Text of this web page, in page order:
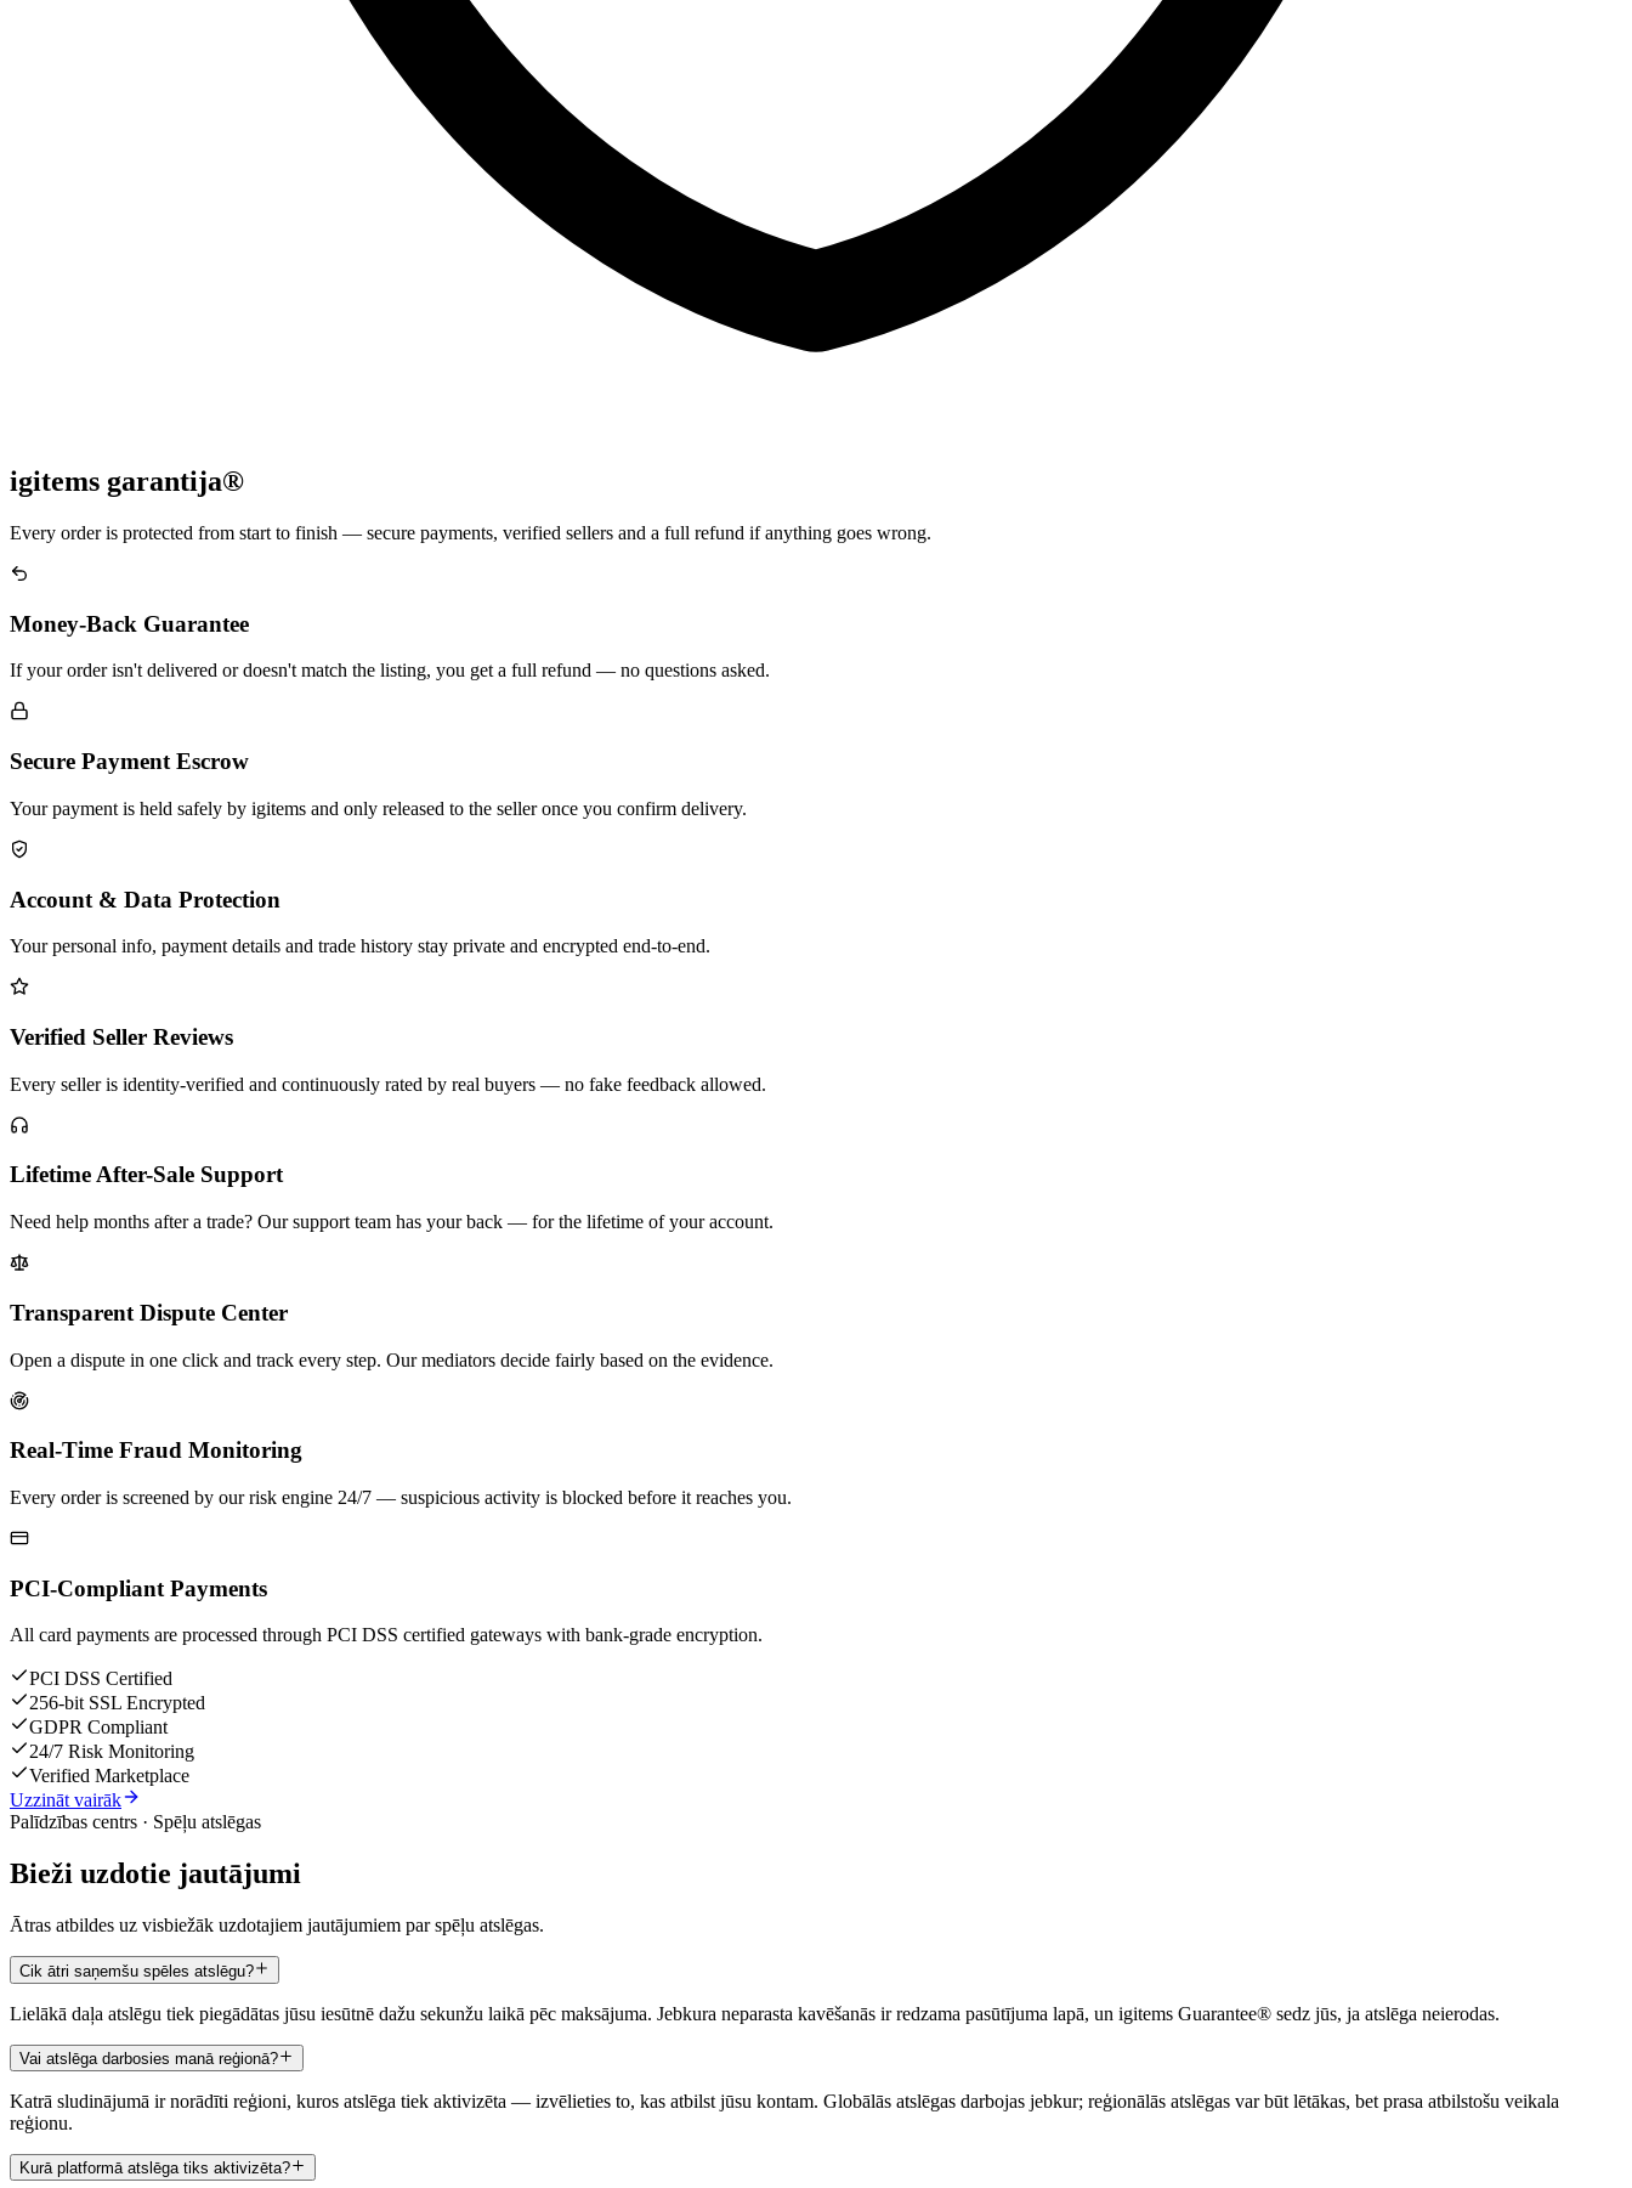
igitems garantija®
Every order is protected from start to finish — secure payments, verified sellers and a full refund if anything goes wrong.
Money-Back Guarantee
If your order isn't delivered or doesn't match the listing, you get a full refund — no questions asked.
Secure Payment Escrow
Your payment is held safely by igitems and only released to the seller once you confirm delivery.
Account & Data Protection
Your personal info, payment details and trade history stay private and encrypted end-to-end.
Verified Seller Reviews
Every seller is identity-verified and continuously rated by real buyers — no fake feedback allowed.
Lifetime After-Sale Support
Need help months after a trade? Our support team has your back — for the lifetime of your account.
Transparent Dispute Center
Open a dispute in one click and track every step. Our mediators decide fairly based on the evidence.
Real-Time Fraud Monitoring
Every order is screened by our risk engine 24/7 — suspicious activity is blocked before it reaches you.
PCI-Compliant Payments
All card payments are processed through PCI DSS certified gateways with bank-grade encryption.
PCI DSS Certified
256-bit SSL Encrypted
GDPR Compliant
24/7 Risk Monitoring
Verified Marketplace
Uzzināt vairāk
Palīdzības centrs · Spēļu atslēgas
Bieži uzdotie jautājumi
Ātras atbildes uz visbiežāk uzdotajiem jautājumiem par spēļu atslēgas.
Cik ātri saņemšu spēles atslēgu?
Lielākā daļa atslēgu tiek piegādātas jūsu iesūtnē dažu sekunžu laikā pēc maksājuma. Jebkura neparasta kavēšanās ir redzama pasūtījuma lapā, un igitems Guarantee® sedz jūs, ja atslēga neierodas.
Vai atslēga darbosies manā reģionā?
Katrā sludinājumā ir norādīti reģioni, kuros atslēga tiek aktivizēta — izvēlieties to, kas atbilst jūsu kontam. Globālās atslēgas darbojas jebkur; reģionālās atslēgas var būt lētākas, bet prasa atbilstošu veikala
reģionu.
Kurā platformā atslēga tiks aktivizēta?